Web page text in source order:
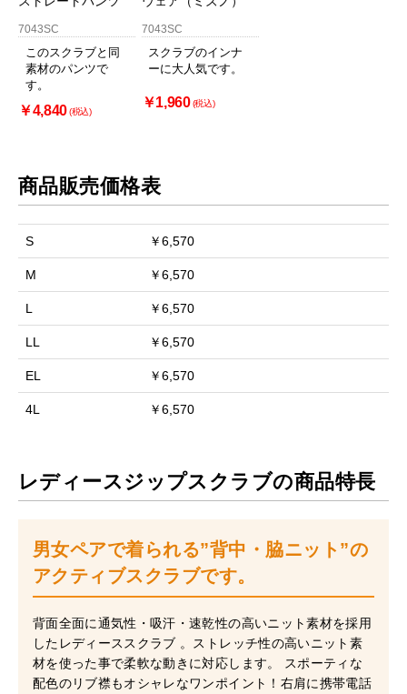
7043SC
このスクラブと同
素材のパンツで
す。
￥4,840(税込)
7043SC
スクラブのインナ
ーに大人気です。
￥1,960 (税込)
商品販売価格表
S ￥6,570
M ￥6,570
L ￥6,570
LL ￥6,570
EL ￥6,570
4L ￥6,570
レディースジップスクラブの商品特長
男女ペアで着られる”背中・脇ニット”の
アクティブスクラブです。
背面全面に通気性・吸汗・速乾性の高いニット素材を採用
したレディーススクラブ 。ストレッチ性の高いニット素
材を使った事で柔軟な動きに対応します。 スポーティな
配色のリブ襟もオシャレなワンポイント！右肩に携帯電話